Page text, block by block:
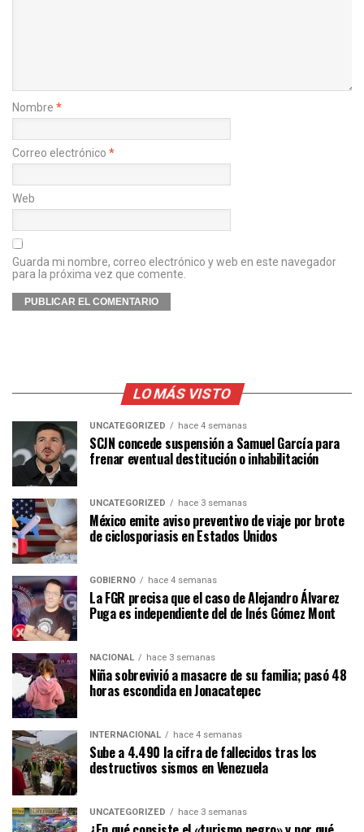
Nombre *
Correo electrónico *
Web
Guarda mi nombre, correo electrónico y web en este navegador
para la próxima vez que comente.
LO MÁS VISTO
UNCATEGORIZED hace 4 semanas
SCJN concede suspensión a Samuel García para
frenar eventual destitución o inhabilitación
UNCATEGORIZED hace 3 semanas
México emite aviso preventivo de viaje por brote
de ciclosporiasis en Estados Unidos
GOBIERNO hace 4 semanas
La FGR precisa que el caso de Alejandro Álvarez
Puga es independiente del de Inés Gómez Mont
NACIONAL hace 3 semanas
Niña sobrevivió a masacre de su familia; pasó 48
horas escondida en Jonacatepec
INTERNACIONAL hace 4 semanas
Sube a 4.490 la cifra de fallecidos tras los
destructivos sismos en Venezuela
UNCATEGORIZED hace 3 semanas